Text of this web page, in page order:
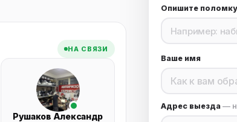
НА СВЯЗИ
Рушаков Александр
Опишите поломку
Ваше имя
Адрес выезда—